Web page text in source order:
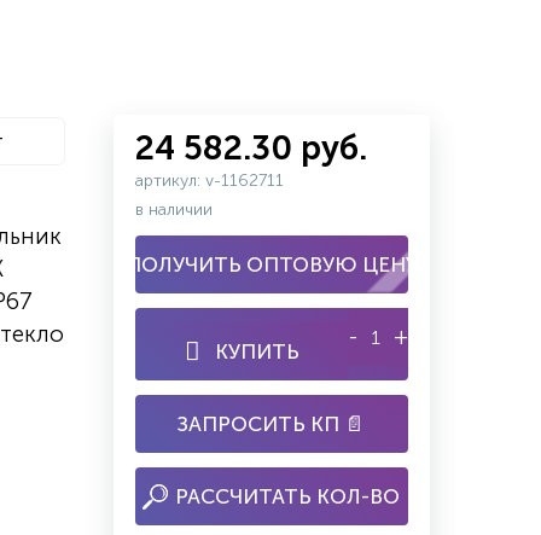
24 582.30 руб.
артикул: v-1162711
в наличии
ПОЛУЧИТЬ ОПТОВУЮ ЦЕНУ
КУПИТЬ
- +
ЗАПРОСИТЬ КП 📄
РАССЧИТАТЬ КОЛ-ВО